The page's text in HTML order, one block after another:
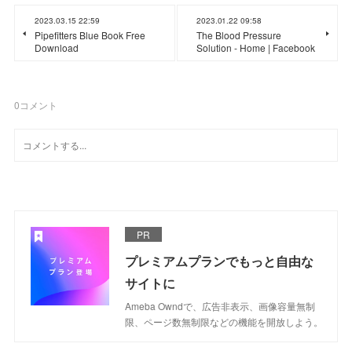
2023.03.15 22:59
Pipefitters Blue Book Free
Download
2023.01.22 09:58
The Blood Pressure
Solution - Home | Facebook
0コメント
PR
プレミアムプランでもっと自由な
サイトに
Ameba Owndで、広告非表示、画像容量無制
限、ページ数無制限などの機能を開放しよう。